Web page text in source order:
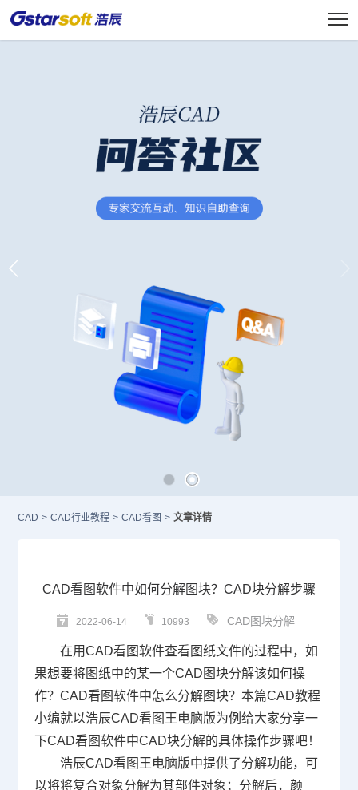
CAD > CAD行业教程 > CAD看图 > 文章详情
CAD看图软件中如何分解图块？CAD块分解步骤
2022-06-14 10993 CAD图块分解
在用CAD看图软件查看图纸文件的过程中，如
果想要将图纸中的某一个CAD图块分解该如何操
作？CAD看图软件中怎么分解图块？本篇CAD教程
小编就以浩辰CAD看图王电脑版为例给大家分享一
下CAD看图软件中CAD块分解的具体操作步骤吧！
浩辰CAD看图王电脑版中提供了分解功能，可
以将将复合对象分解为其部件对象；分解后，颜